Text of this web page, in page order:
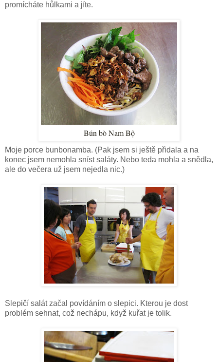
promícháte hůlkami a jíte.
Bún bò Nam Bộ
Moje porce bunbonamba. (Pak jsem si ještě přidala a na
konec jsem nemohla sníst saláty. Nebo teda mohla a snědla,
ale do večera už jsem nejedla nic.)
Slepičí salát začal povídáním o slepici. Kterou je dost
problém sehnat, což nechápu, když kuřat je tolik.